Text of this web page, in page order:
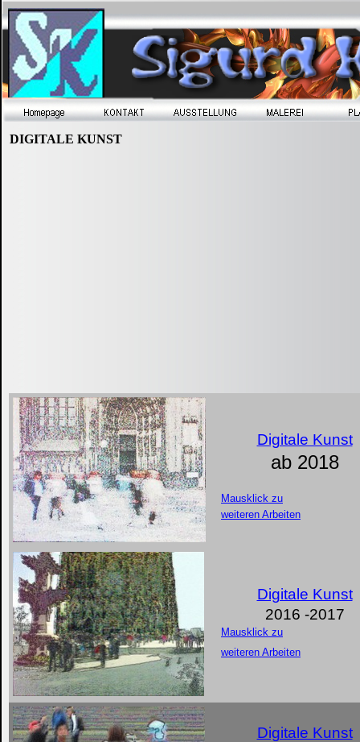
DIGITALE KUNST
Digitale Kunst
ab 2018
Mausklick zu
weiteren Arbeiten
Digitale Kunst
2016 -2017
Mausklick zu
weiteren Arbeiten
Digitale Kunst